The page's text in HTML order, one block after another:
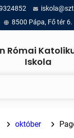
8500 Pápa, Fő tér 6.
Római
Iskola
október